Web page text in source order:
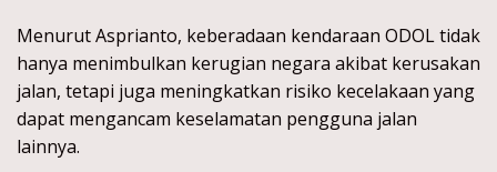
Menurut Asprianto, keberadaan kendaraan ODOL tidak
hanya menimbulkan kerugian negara akibat kerusakan
jalan, tetapi juga meningkatkan risiko kecelakaan yang
dapat mengancam keselamatan pengguna jalan
lainnya.